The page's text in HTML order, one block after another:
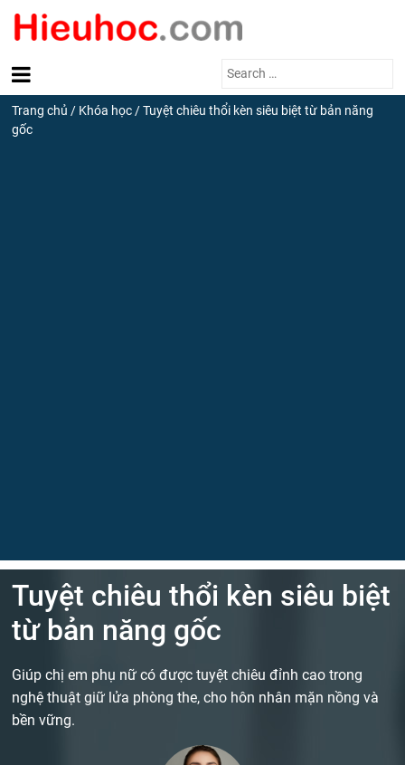
Search
Trang chủ / Khóa học /Tuyệt chiêu thổi kèn siêu biệt từ bản năng
gốc
Tuyệt chiêu thổi kèn siêu biệt
từ bản năng gốc
Giúp chị em phụ nữ có được tuyệt chiêu đỉnh cao trong
nghệ thuật giữ lửa phòng the, cho hôn nhân mặn nồng và
bền vững.